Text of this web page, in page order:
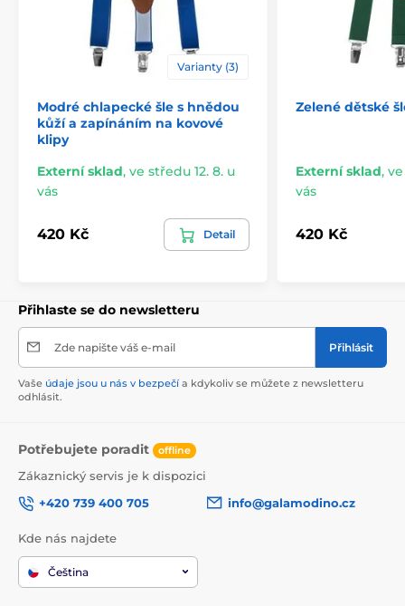
Varianty (3)
Modré chlapecké šle s hnědou
kůží a zapínáním na kovové
klipy
Externí sklad, ve středu 12. 8. u
vás
420 Kč Detail
Zelené dětské
Externí sklad, ve
vás
420 Kč
Přihlaste se do newsletteru
Zde napište váš e-mail Přihlásit
Vaše údaje jsou u nás v bezpečí a kdykoliv se můžete z newsletteru
odhlásit.
Potřebujete poradit offline
Zákaznický servis je k dispozici
+420 739 400 705
info@galamodino.cz
Kde nás najdete
Čeština